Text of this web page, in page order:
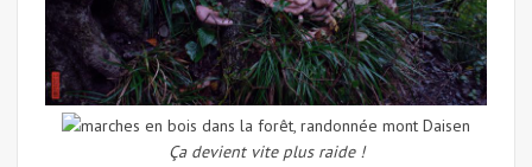
Ça devient vite plus raide !